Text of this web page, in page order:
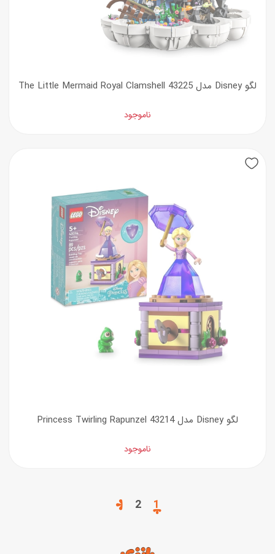
لگو Disney مدل The Little Mermaid Royal Clamshell 43225
ناموجود
لگو Disney مدل Princess Twirling Rapunzel 43214
ناموجود
1
2